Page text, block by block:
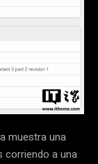
muestra una
corriendo a una